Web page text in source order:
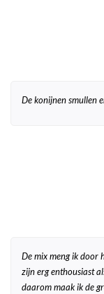
De konijnen smullen
De mix meng ik door
zijn erg enthousiast
daarom maak ik de